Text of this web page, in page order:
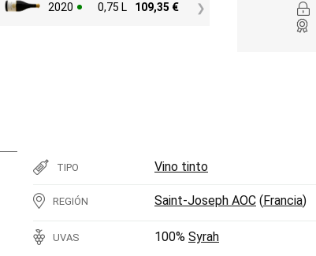
2020 0,75 L 109,35 €
TIPO Vino tinto
REGIÓN Saint-Joseph AOC (Francia)
UVAS 100% Syrah